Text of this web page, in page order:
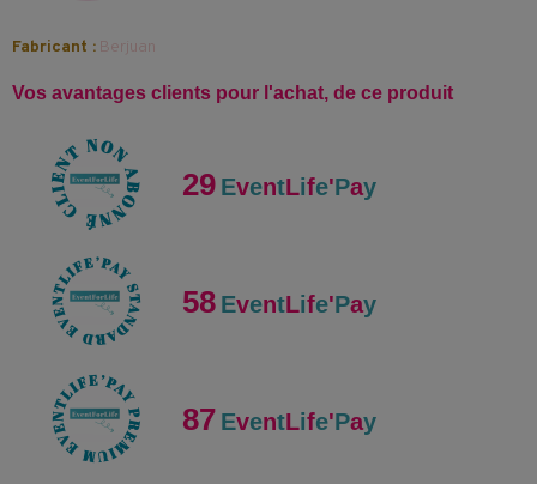
Fabricant : Berjuan
Vos avantages clients pour l'achat, de ce produit
29 EventLife'Pay
58 EventLife'Pay
87 EventLife'Pay